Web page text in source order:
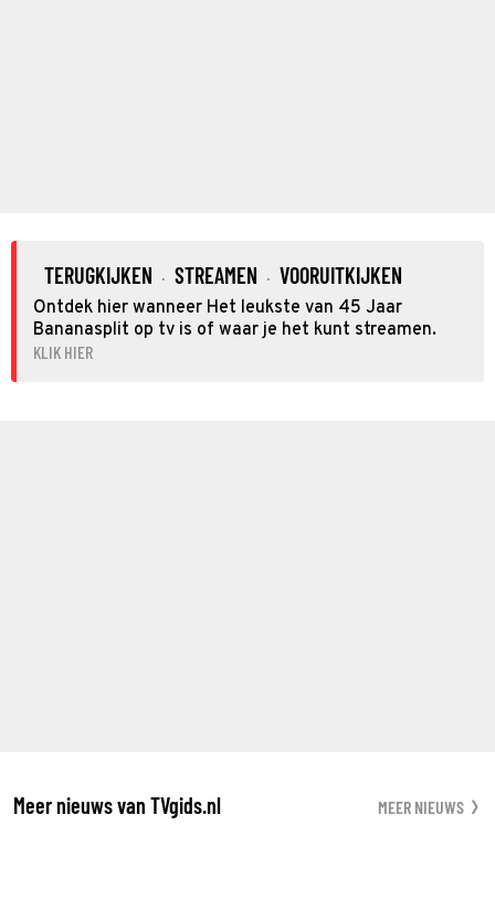
TERUGKIJKEN · STREAMEN · VOORUITKIJKEN
Ontdek hier wanneer Het leukste van 45 Jaar
Bananasplit op tv is of waar je het kunt streamen.
KLIK HIER
Meer nieuws van TVgids.nl MEER NIEUWS